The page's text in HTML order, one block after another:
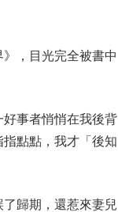
，目光完全被書中
事者悄悄在我後背
點點，我才「後知
歸期，還惹來妻兒